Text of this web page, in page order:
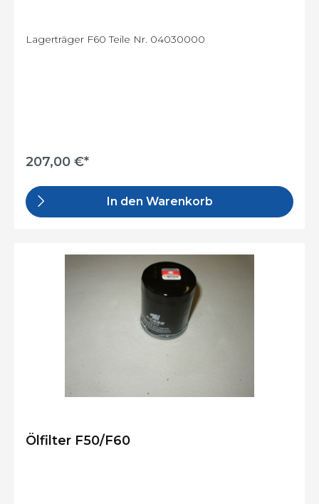
Lagerträger F60 Teile Nr. 04030000
207,00 €*
In den Warenkorb
Ölfilter F50/F60